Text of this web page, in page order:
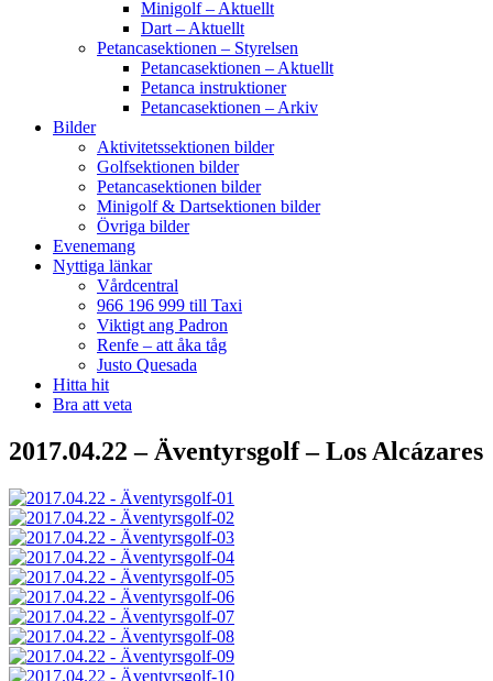
Minigolf – Aktuellt
Dart – Aktuellt
Petancasektionen – Styrelsen
Petancasektionen – Aktuellt
Petanca instruktioner
Petancasektionen – Arkiv
Bilder
Aktivitetssektionen bilder
Golfsektionen bilder
Petancasektionen bilder
Minigolf & Dartsektionen bilder
Övriga bilder
Evenemang
Nyttiga länkar
Vårdcentral
966 196 999 till Taxi
Viktigt ang Padron
Renfe – att åka tåg
Justo Quesada
Hitta hit
Bra att veta
2017.04.22 – Äventyrsgolf – Los Alcázares